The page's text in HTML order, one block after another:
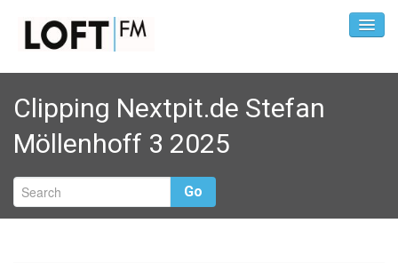
Clipping Nextpit.de Stefan
Möllenhoff 3 2025
Go